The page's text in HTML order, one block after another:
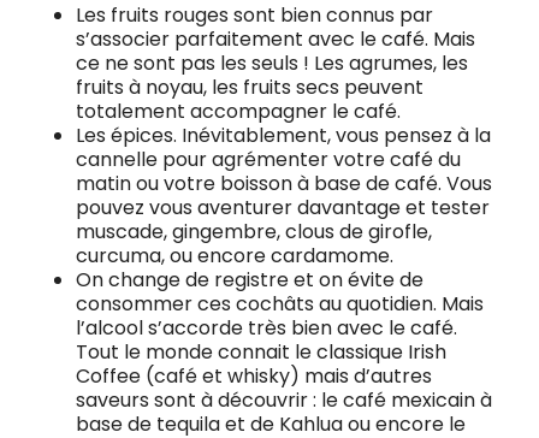
Les fruits rouges sont bien connus par
s’associer parfaitement avec le café. Mais
ce ne sont pas les seuls ! Les agrumes, les
fruits à noyau, les fruits secs peuvent
totalement accompagner le café.
Les épices. Inévitablement, vous pensez à la
cannelle pour agrémenter votre café du
matin ou votre boisson à base de café. Vous
pouvez vous aventurer davantage et tester
muscade, gingembre, clous de girofle,
curcuma, ou encore cardamome.
On change de registre et on évite de
consommer ces cochâts au quotidien. Mais
l’alcool s’accorde très bien avec le café.
Tout le monde connait le classique Irish
Coffee (café et whisky) mais d’autres
saveurs sont à découvrir : le café mexicain à
base de tequila et de Kahlua ou encore le